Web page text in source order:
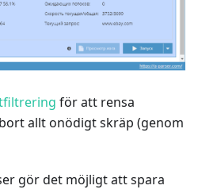
för att rensa
allt onödigt skräp (genom
gör det möjligt att spara